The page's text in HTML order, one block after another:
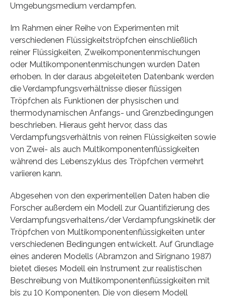
Umgebungsmedium verdampfen.
Im Rahmen einer Reihe von Experimenten mit
verschiedenen Flüssigkeitströpfchen einschließlich
reiner Flüssigkeiten, Zweikomponentenmischungen
oder Multikomponentenmischungen wurden Daten
erhoben. In der daraus abgeleiteten Datenbank werden
die Verdampfungsverhältnisse dieser flüssigen
Tröpfchen als Funktionen der physischen und
thermodynamischen Anfangs- und Grenzbedingungen
beschrieben. Hieraus geht hervor, dass das
Verdampfungsverhältnis von reinen Flüssigkeiten sowie
von Zwei- als auch Multikomponentenflüssigkeiten
während des Lebenszyklus des Tröpfchen vermehrt
variieren kann.
Abgesehen von den experimentellen Daten haben die
Forscher außerdem ein Modell zur Quantifizierung des
Verdampfungsverhaltens/der Verdampfungskinetik der
Tröpfchen von Multikomponentenflüssigkeiten unter
verschiedenen Bedingungen entwickelt. Auf Grundlage
eines anderen Modells (Abramzon and Sirignano 1987)
bietet dieses Modell ein Instrument zur realistischen
Beschreibung von Multikomponentenflüssigkeiten mit
bis zu 10 Komponenten. Die von diesem Modell